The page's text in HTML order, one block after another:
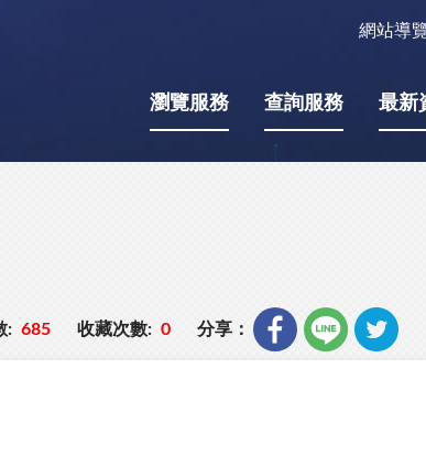
網站導
瀏覽服務 查詢服務 最新
: 685 收藏次數: 0 分享：